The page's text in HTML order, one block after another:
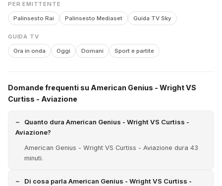
PER EMITTENTE
Palinsesto Rai Palinsesto Mediaset Guida TV Sky
GUIDA TV
Ora in onda Oggi Domani Sport e partite
Domande frequenti su American Genius - Wright VS
Curtiss - Aviazione
Quanto dura American Genius - Wright VS Curtiss -
Aviazione?
American Genius - Wright VS Curtiss - Aviazione dura 43
minuti.
Di cosa parla American Genius - Wright VS Curtiss -